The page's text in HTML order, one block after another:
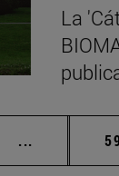
La
... Páginas